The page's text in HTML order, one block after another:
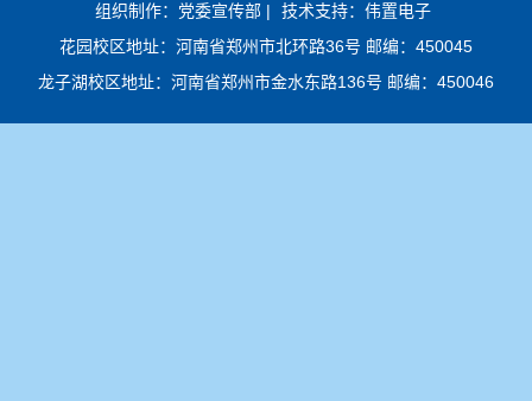
组织制作：党委宣传部 |
技术支持：伟置电子
花园校区地址：河南省郑州市北环路36号 邮编：450045
龙子湖校区地址：河南省郑州市金水东路136号 邮编：450046